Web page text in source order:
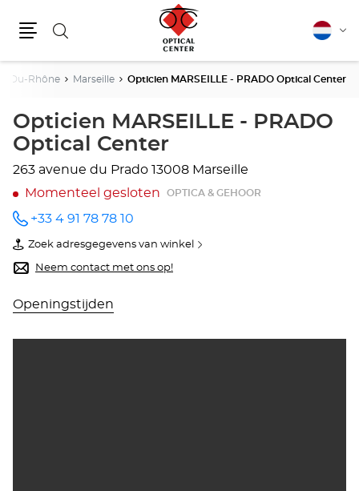
Zoeken
Du-Rhône Marseille Opticien MARSEILLE - PRADO Optical Center
Opticien MARSEILLE - PRADO
Optical Center
263 avenue du Prado 13008 Marseille
Momenteel gesloten
OPTICA & GEHOOR
telefoonnummer
+33 4 91 78 78 10
Zoek adresgegevens van winkel
van
Opticien
MARSEILLE
PRADO
Optical
Neem contact met ons op!
Openingstijden